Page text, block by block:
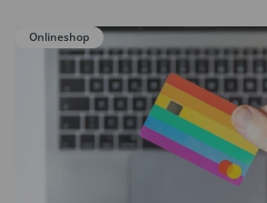
Onlineshop